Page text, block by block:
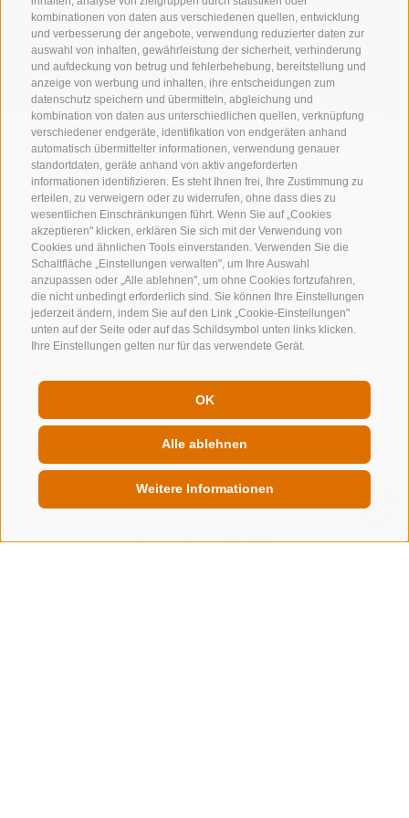
kombinationen von daten aus verschiedenen quellen, entwicklung
und verbesserung der angebote, verwendung reduzierter daten zur
auswahl von inhalten, gewährleistung der sicherheit, verhinderung
und aufdeckung von betrug und fehlerbehebung, bereitstellung und
anzeige von werbung und inhalten, ihre entscheidungen zum
datenschutz speichern und übermitteln, abgleichung und
kombination von daten aus unterschiedlichen quellen, verknüpfung
verschiedener endgeräte, identifikation von endgeräten anhand
automatisch übermittelter informationen, verwendung genauer
standortdaten, geräte anhand von aktiv angeforderten
informationen identifizieren. Es steht Ihnen frei, Ihre Zustimmung zu
erteilen, zu verweigern oder zu widerrufen, ohne dass dies zu
wesentlichen Einschränkungen führt. Wenn Sie auf „Cookies
akzeptieren" klicken, erklären Sie sich mit der Verwendung von
Cookies und ähnlichen Tools einverstanden. Verwenden Sie die
Schaltfläche „Einstellungen verwalten", um Ihre Auswahl
anzupassen oder „Alle ablehnen", um ohne Cookies fortzufahren,
die nicht unbedingt erforderlich sind. Sie können Ihre Einstellungen
jederzeit ändern, indem Sie auf den Link „Cookie-Einstellungen"
unten auf der Seite oder auf das Schildsymbol unten links klicken.
Ihre Einstellungen gelten nur für das verwendete Gerät.
OK
Alle ablehnen
Weitere Informationen
zur kompletten Unterkunftsliste
+39 0472 632 372
info@gossensass.org
NEWSLETTER
Bleib am Laufenden
QUICKLINKS